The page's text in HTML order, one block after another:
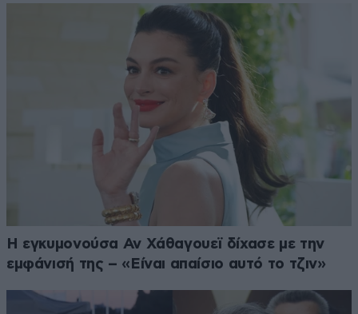
Η εγκυμονούσα Αν Χάθαγουεϊ δίχασε με την
εμφάνισή της – «Είναι απαίσιο αυτό το τζιν»